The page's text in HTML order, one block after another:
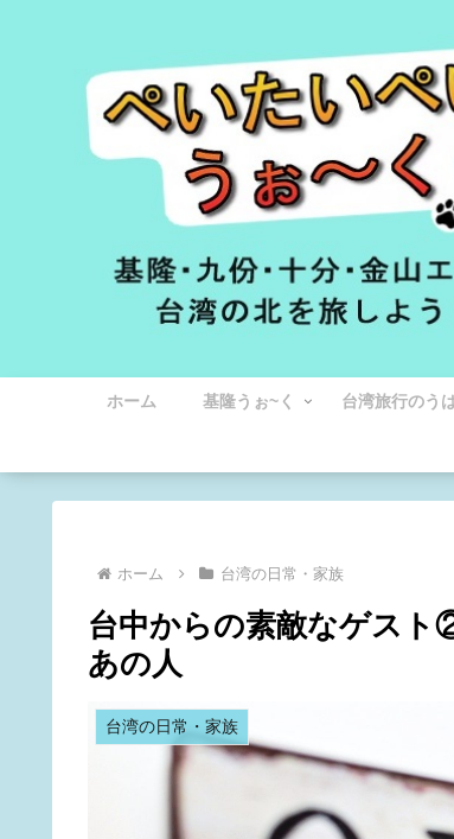
ホーム 基隆うぉ~く 台湾旅行のう
ホーム 台湾の日常・家族
台中からの素敵なゲス
あの人
台湾の日常・家族